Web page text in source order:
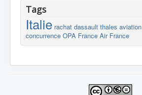
Tags
Italie rachat dassault thales aviation
concurrence OPA France Air France